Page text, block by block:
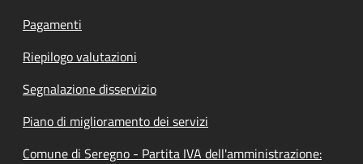
Pagamenti
Riepilogo valutazioni
Segnalazione disservizio
Piano di miglioramento dei servizi
Comune di Seregno - Partita IVA dell'amministrazione: